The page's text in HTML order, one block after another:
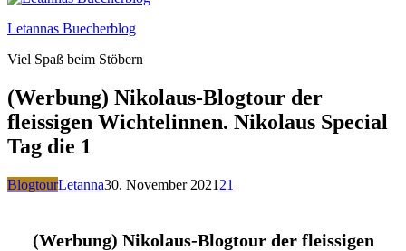
Letannas Buecherblog
Viel Spaß beim Stöbern
(Werbung) Nikolaus-Blogtour der
fleissigen Wichtelinnen. Nikolaus Special
Tag die 1
BlogtourLetanna30. November 2021 21
(Werbung) Nikolaus-Blogtour der fleissigen